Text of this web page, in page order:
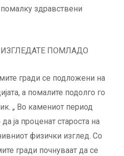
здравствени
ПОМЛАДО
гради се подложени на
а помалите подолго го
„ Во камениот период
ја проценат староста на
физички изглед. Со
гради почнуваат да се